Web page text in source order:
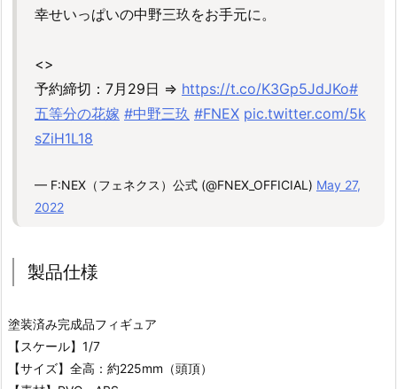
幸せいっぱいの中野三玖をお手元に。
<>
予約締切：7月29日 ⇒ https://t.co/K3Gp5JdJKo#
五等分の花嫁 #中野三玖 #FNEX pic.twitter.com/5k
sZiH1L18
— F:NEX（フェネクス）公式 (@FNEX_OFFICIAL) May 27,
2022
製品仕様
塗装済み完成品フィギュア
【スケール】1/7
【サイズ】全高：約225mm（頭頂）